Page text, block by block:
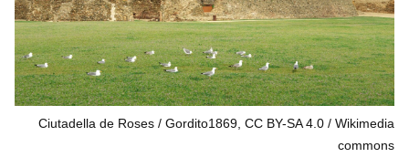
Ciutadella de Roses / Gordito1869, CC BY-SA 4.0
Wikimedia
commons